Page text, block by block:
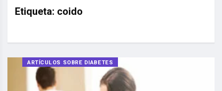
Etiqueta: coido
ARTÍCULOS SOBRE DIABETES